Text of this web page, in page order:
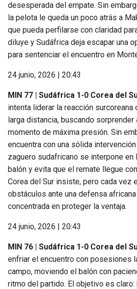
desesperada del empate. Sin
la pelota le queda un poco atrás a
que pueda perfilarse con claridad
diluye y Sudáfrica deja escapar una
para sentenciar el encuentro en
24 junio, 2026 | 20:43
MIN 77 | Sudáfrica 1-0 Corea del
intenta liderar la reacción surcoreana
larga distancia, buscando sorprender
momento de máxima presión. Sin
encuentra con una sólida
zaguero sudafricano se interpone en
balón y evita que el remate llegue
Corea del Sur insiste, pero cada vez
obstáculos ante una defensa
concentrada en proteger la ventaja.
24 junio, 2026 | 20:43
MIN 76 | Sudáfrica 1-0 Corea del
enfriar el encuentro con posesiones
campo, moviendo el balón con
ritmo del partido. El objetivo es claro: